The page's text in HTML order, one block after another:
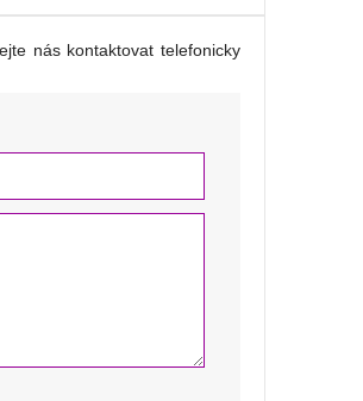
nás kontaktovat telefonicky